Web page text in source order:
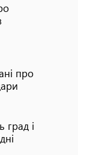
про
град і